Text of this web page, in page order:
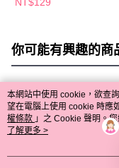
你可能有興趣的商
熱門標籤
本網站中使用 cookie，欲查
望在電腦上使用 cookie 時應
權條款 」之 Cookie 聲明。
用條款之 Cookie 聲明使用
了解更多 >